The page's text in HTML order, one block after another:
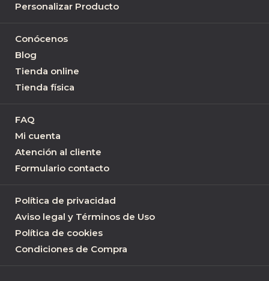
Personalizar Producto
Conócenos
Blog
Tienda online
Tienda física
FAQ
Mi cuenta
Atención al cliente
Formulario contacto
Política de privacidad
Aviso legal y Términos de Uso
Política de cookies
Condiciones de Compra